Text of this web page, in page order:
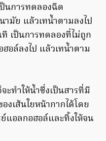
การทดลองฉีด
มัย แล้วเทน้ำตามลงไป
เป็นการทดลองที่ไม่ถูก
อล์ลงไป แล้วเทน้ำตาม
ะทำให้น้ำซึ่งเป็นสารที่มี
งเส้นใยหน้ากากได้โดย
แอลกอฮอล์และทิ้งให้จน